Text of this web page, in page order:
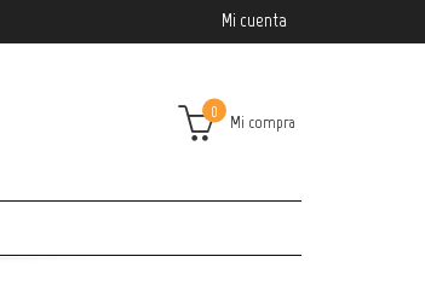
Mi cuenta
Mi compra
0